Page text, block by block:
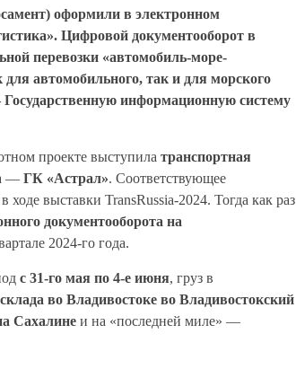
оформили в электронном
Цифровой документооборот в
перевозки «автомобиль-море-
автомобильного, так и для морского
информационную систему
проекте выступила транспортная
— ГК «Астрал». Соответствующее
выставки TransRussia-2024. Тогда как раз
документооборота на
2024-го года.
с 31-го мая по 4-е июня, груз в
во Владивостоке во Владивостокский
Сахалине и на «последней миле» —